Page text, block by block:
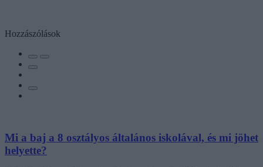
Hozzászólások
Mi a baj a 8 osztályos általános iskolával, és mi jöhet
helyette?